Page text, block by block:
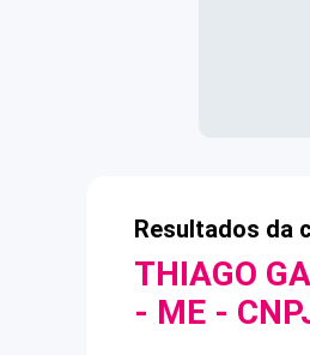
Resultados da
THIAGO
- ME -